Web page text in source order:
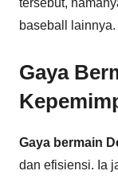
tersebut,
baseball lainnya.
Gaya
Gaya bermain
dan efisiensi. Ia